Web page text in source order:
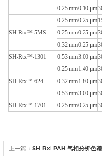
0.25 mm0.10 μm
SH-Rtx™-5MS
0.25 mm0.25 μm
0.25 mm0.25 μm
0.32 mm0.25 μm
SH-Rtx™-1301
0.53 mm3.00 μm
SH-Rtx™-624
0.25 mm1.40 μm
0.32 mm1.80 μm
0.53 mm3.00 μm
SH-Rtx™-1701
0.25 mm0.25 μm
上一篇： SH-Rxi-PAH 气相分析色